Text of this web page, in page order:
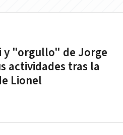
y "orgullo" de Jorge
actividades tras la
Lionel